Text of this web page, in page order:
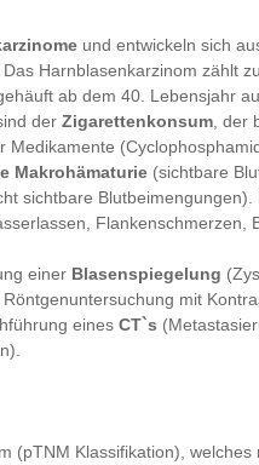
und entwickeln sich
Harnblasenkarzinom zählt
ab dem 40. Lebensjahr
der Zigarettenkonsum ,
Makrohämaturie (sichtbare
sichtbare
Flankenschmerzen,
einer Blasenspiegelung
mit
eines CT`s
(pTNM Klassifikation),